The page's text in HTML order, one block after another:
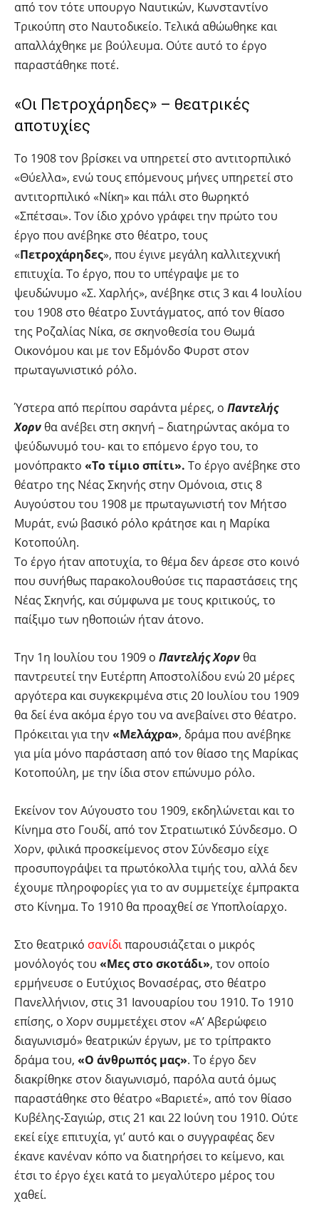
από τον τότε υπουργο Ναυτικών, Κωνσταντίνο
Τρικούπη στο Ναυτοδικείο. Τελικά αθώωθηκε και
απαλλάχθηκε με βούλευμα. Ούτε αυτό το έργο
παραστάθηκε ποτέ.
«Οι Πετροχάρηδες» – θεατρικές
αποτυχίες
Το 1908 τον βρίσκει να υπηρετεί στο αντιτορπιλικό
«Θύελλα», ενώ τους επόμενους μήνες υπηρετεί στο
αντιτορπιλικό «Νίκη» και πάλι στο θωρηκτό
«Σπέτσαι». Τον ίδιο χρόνο γράφει την πρώτο του
έργο που ανέβηκε στο θέατρο, τους
«Πετροχάρηδες», που έγινε μεγάλη καλλιτεχνική
επιτυχία. Το έργο, που το υπέγραψε με το
ψευδώνυμο «Σ. Χαρλής», ανέβηκε στις 3 και 4 Ιουλίου
του 1908 στο θέατρο Συντάγματος, από τον θίασο
της Ροζαλίας Νίκα, σε σκηνοθεσία του Θωμά
Οικονόμου και με τον Εδμόνδο Φυρστ στον
πρωταγωνιστικό ρόλο.
Ύστερα από περίπου σαράντα μέρες, ο Παντελής
Χορν θα ανέβει στη σκηνή – διατηρώντας ακόμα το
ψεύδωνυμό του- και το επόμενο έργο του, το
μονόπρακτο «Το τίμιο σπίτι». Το έργο ανέβηκε στο
θέατρο της Νέας Σκηνής στην Ομόνοια, στις 8
Αυγούστου του 1908 με πρωταγωνιστή τον Μήτσο
Μυράτ, ενώ βασικό ρόλο κράτησε και η Μαρίκα
Κοτοπούλη.
Το έργο ήταν αποτυχία, το θέμα δεν άρεσε στο κοινό
που συνήθως παρακολουθούσε τις παραστάσεις της
Νέας Σκηνής, και σύμφωνα με τους κριτικούς, το
παίξιμο των ηθοποιών ήταν άτονο.
Την 1η Ιουλίου του 1909 ο Παντελής Χορν θα
παντρευτεί την Ευτέρπη Αποστολίδου ενώ 20 μέρες
αργότερα και συγκεκριμένα στις 20 Ιουλίου του 1909
θα δεί ένα ακόμα έργο του να ανεβαίνει στο θέατρο.
Πρόκειται για την «Μελάχρα», δράμα που ανέβηκε
για μία μόνο παράσταση από τον θίασο της Μαρίκας
Κοτοπούλη, με την ίδια στον επώνυμο ρόλο.
Εκείνον τον Αύγουστο του 1909, εκδηλώνεται και το
Κίνημα στο Γουδί, από τον Στρατιωτικό Σύνδεσμο. Ο
Χορν, φιλικά προσκείμενος στον Σύνδεσμο είχε
προσυπογράψει τα πρωτόκολλα τιμής του, αλλά δεν
έχουμε πληροφορίες για το αν συμμετείχε έμπρακτα
στο Κίνημα. Το 1910 θα προαχθεί σε Υποπλοίαρχο.
Στο θεατρικό σανίδιπαρουσιάζεται ο μικρός
μονόλογός του «Μες στο σκοτάδι», τον οποίο
ερμήνευσε ο Ευτύχιος Βονασέρας, στο θέατρο
Πανελλήνιον, στις 31 Ιανουαρίου του 1910. Το 1910
επίσης, ο Χορν συμμετέχει στον «Α’ Αβερώφειο
διαγωνισμό» θεατρικών έργων, με το τρίπρακτο
δράμα του, «Ο άνθρωπός μας». Το έργο δεν
διακρίθηκε στον διαγωνισμό, παρόλα αυτά όμως
παραστάθηκε στο θέατρο «Βαριετέ», από τον θίασο
Κυβέλης-Σαγιώρ, στις 21 και 22 Ιούνη του 1910. Ούτε
εκεί είχε επιτυχία, γι’ αυτό και ο συγγραφέας δεν
έκανε κανέναν κόπο να διατηρήσει το κείμενο, και
έτσι το έργο έχει κατά το μεγαλύτερο μέρος του
χαθεί.